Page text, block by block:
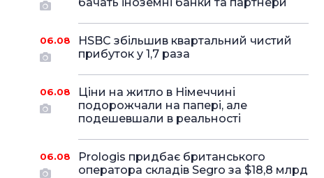
06.08
HSBC збільшив квартальний чистий
прибуток у 1,7 раза
06.08
Ціни на житло в Німеччині
подорожчали на папері, але
подешевшали в реальності
06.08
Prologis придбає британського
оператора складів Segro за $18,8 млрд